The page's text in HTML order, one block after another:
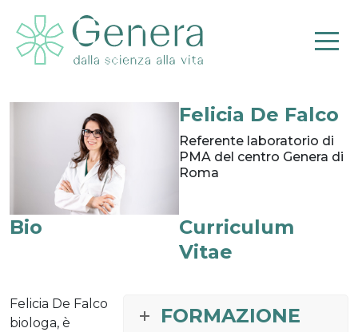
Felicia De Falco
Referente laboratorio di
PMA del centro Genera di
Roma
Bio
Curriculum
Vitae
Felicia De Falco
biologa, è
FORMAZIONE